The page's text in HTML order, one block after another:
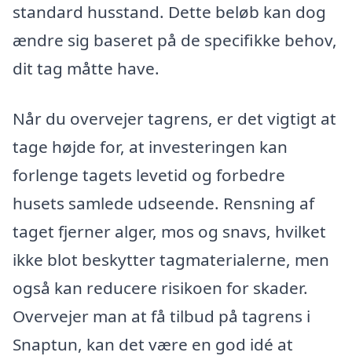
standard husstand. Dette beløb kan dog
ændre sig baseret på de specifikke behov,
dit tag måtte have.
Når du overvejer tagrens, er det vigtigt at
tage højde for, at investeringen kan
forlenge tagets levetid og forbedre
husets samlede udseende. Rensning af
taget fjerner alger, mos og snavs, hvilket
ikke blot beskytter tagmaterialerne, men
også kan reducere risikoen for skader.
Overvejer man at få tilbud på tagrens i
Snaptun, kan det være en god idé at